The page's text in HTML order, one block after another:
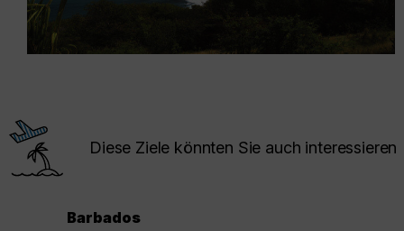
Diese Ziele könnten Sie auch interessieren
Barbados